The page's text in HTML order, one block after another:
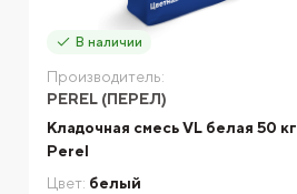
В наличии
Производитель:
PEREL (ПЕРЕЛ)
Кладочная смесь VL белая 50 кг
Perel
Цвет: белый